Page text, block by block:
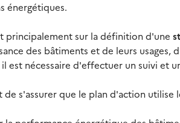
énergétiques.
principalement sur la définition d'une
des bâtiments et de leurs usages,
est nécessaire d'effectuer un suivi et
s'assurer que le plan d'action utilise